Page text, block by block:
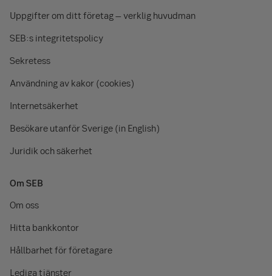
Uppgifter om ditt företag – verklig huvudman
SEB:s integritetspolicy
Sekretess
Användning av kakor (cookies)
Internetsäkerhet
Besökare utanför Sverige (in English)
Juridik och säkerhet
Om SEB
Om oss
Hitta bankkontor
Hållbarhet för företagare
Lediga tjänster